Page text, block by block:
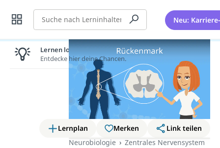
Suche Neu:
Lernplan Merken
Link teilen
Neurobiologie
Zentrales Nervensystem
Lernen lohnt sich!
Entdecke hier deine Chancen.